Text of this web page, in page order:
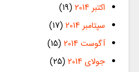
اکتبر 2014
(19)
سپتامبر 2014
(17)
آگوست 2014
(15)
جولای 2014
(25)